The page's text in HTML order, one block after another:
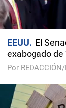
EEUU
El
exabogado de
Por